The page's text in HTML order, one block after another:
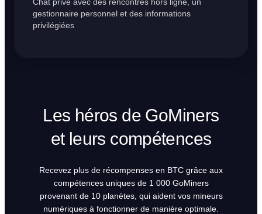
gestionnaire personnel et des informations
privilégiées
Les héros de GoMiners
et leurs compétences
Recevez plus de récompenses en BTC grâce aux
compétences uniques de 1 000 GoMiners
provenant de 10 planètes, qui aident vos mineurs
numériques à fonctionner de manière optimale.